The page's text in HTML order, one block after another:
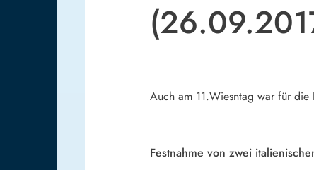
Auch am 11.Wiesntag war für die
Festnahme von zwei